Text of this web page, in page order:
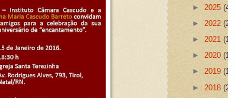
► 2025
► 2022
► 2021
► 2020
► 2019
► 2018